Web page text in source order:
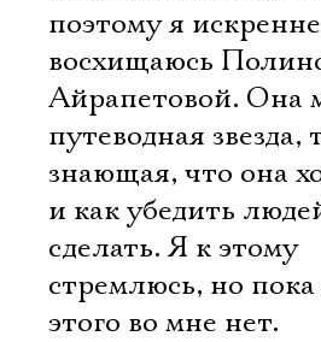
поэтому я искренне
восхищаюсь
Айрапетовой. Она
путеводная звезда,
знающая, что она
и как убедить
сделать. Я к этому
стремлюсь, но
этого во мне нет.